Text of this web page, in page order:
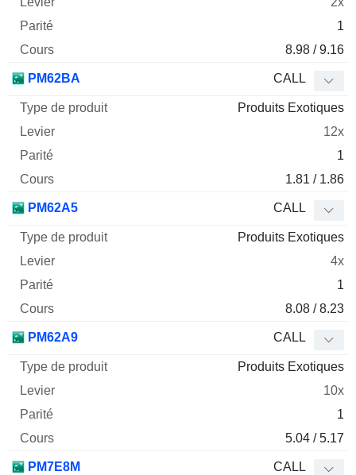
1
8.98 / 9.16
PM62BA CALL
Produits Exotiques
12x
1
1.81 / 1.86
PM62A5 CALL
Produits Exotiques
4x
1
8.08 / 8.23
PM62A9 CALL
Produits Exotiques
10x
1
5.04 / 5.17
PM7E8M CALL